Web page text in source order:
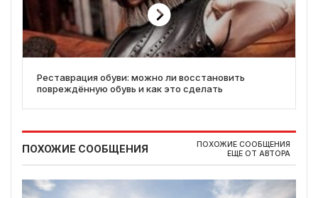
Реставрация обуви: можно ли восстановить
повреждённую обувь и как это сделать
ПОХОЖИЕ СООБЩЕНИЯ
ПОХОЖИЕ СООБЩЕНИЯ
ЕЩЕ ОТ АВТОРА